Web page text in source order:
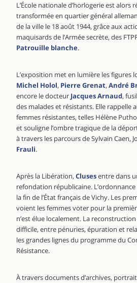
L’École nationale d’horlogerie est alors
transformée en quartier général
de la ville le 18 août 1944, grâce aux
maquisards de l’Armée secrète, des
Patrouille blanche.
L’exposition met en lumière les figures
Michel Holol, Pierre Grenat,André
encore le docteur Jacques Arnaud,
des malades et résistants. Elle rappelle
femmes résistantes, telles Hélène
et souligne l’ombre tragique de la
à travers les parcours de Sylvain Caen,
Frauli.
Après la Libération,Clusesentre dans
refondation républicaine.
la fin de l’État français de Vichy. Les
voient les femmes voter pour la
n’est élue localement. La
difficile, entre pénuries, épuration et
les grandes lignes du programme du
Résistance.
À travers documents d’archives,